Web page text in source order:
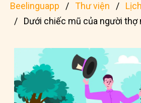
Beelinguapp Thư viện
Dưới chiếc mũ của người thợ